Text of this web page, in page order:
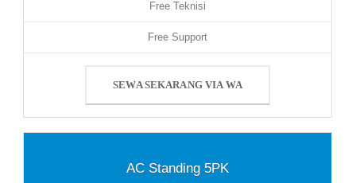
Free Teknisi
Free Support
SEWA SEKARANG VIA WA
AC Standing 5PK